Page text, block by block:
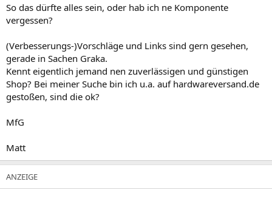
So das dürfte alles sein, oder hab ich ne Komponente
vergessen?
(Verbesserungs-)Vorschläge und Links sind gern gesehen,
gerade in Sachen Graka.
Kennt eigentlich jemand nen zuverlässigen und günstigen
Shop? Bei meiner Suche bin ich u.a. auf hardwareversand.de
gestoßen, sind die ok?
MfG
Matt